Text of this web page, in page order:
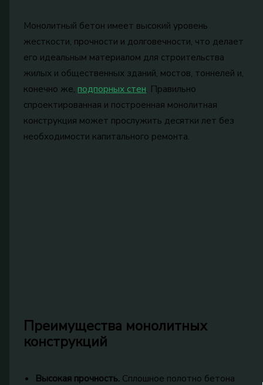
Монолитный бетон имеет высокий уровень
жесткости, прочности и долговечности, что делает
его идеальным материалом для строительства
жилых и общественных зданий, мостов, тоннелей и,
конечно же,подпорных стен. Правильно
спроектированная и построенная монолитная
конструкция может прослужить десятки лет без
необходимости капитального ремонта.
Преимущества монолитных
конструкций
Высокая прочность. Сплошное полотно бетона